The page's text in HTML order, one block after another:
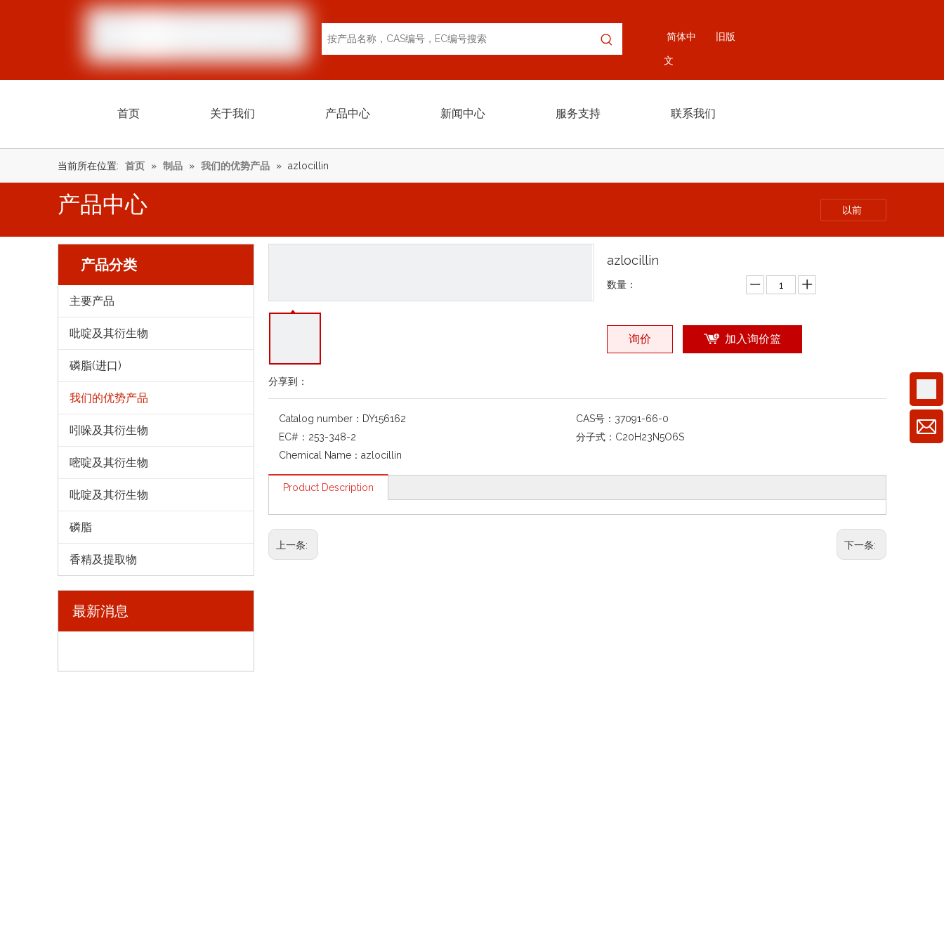
简体中
文
旧版
首页 关于我们 产品中心 新闻中心 服务支持 联系我们
当前所在位置: 首页 » 制品 » 我们的优势产品 » azlocillin
产品中心 以前
产品分类
主要产品
吡啶及其衍生物
磷脂(进口)
我们的优势产品
吲哚及其衍生物
嘧啶及其衍生物
吡啶及其衍生物
磷脂
香精及提取物
最新消息
分享到：
azlocillin
数量：
询价 加入询价篮
Catalog number： DY156162 CAS号： 37091-66-0
EC#： 253-348-2 分子式： C20H23N5O6S
Chemical Name： azlocillin
Product Description
上一条: 下一条: